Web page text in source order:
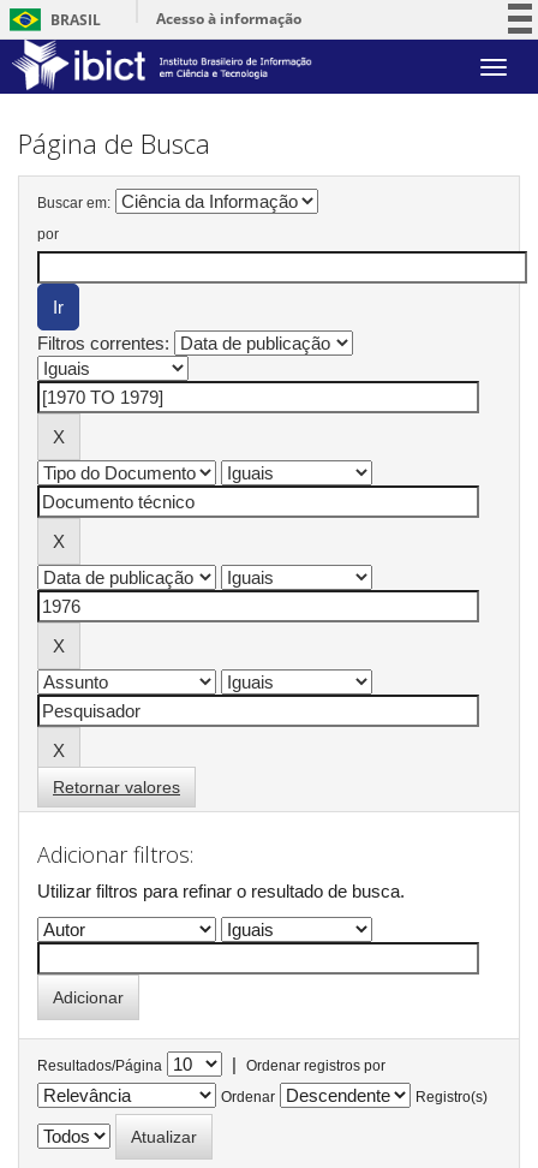
BRASIL
Acesso à informação
Serviços
Skip
Página de Busca
Buscar em:
por
Filtros correntes:
Retornar valores
Adicionar filtros:
Utilizar filtros para refinar o resultado de busca.
Resultados/Página |
Ordenar registros por
Ordenar
Registro(s)